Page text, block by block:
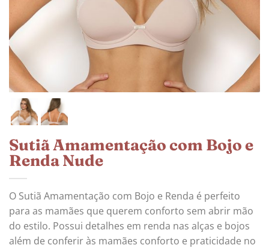
Sutiã Amamentação com Bojo e
Renda Nude
O Sutiã Amamentação com Bojo e Renda é perfeito
para as mamães que querem conforto sem abrir mão
do estilo. Possui detalhes em renda nas alças e bojos
além de conferir às mamães conforto e praticidade no